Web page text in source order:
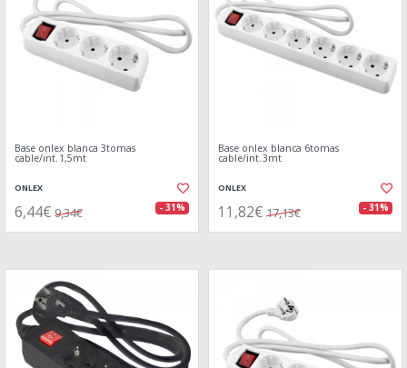
Base onlex blanca 3tomas
cable/int.1,5mt
ONLEX
6,44€ 9,34€ - 31%
Base onlex blanca 6tomas
cable/int.3mt
ONLEX
11,82€ 17,13€ - 31%